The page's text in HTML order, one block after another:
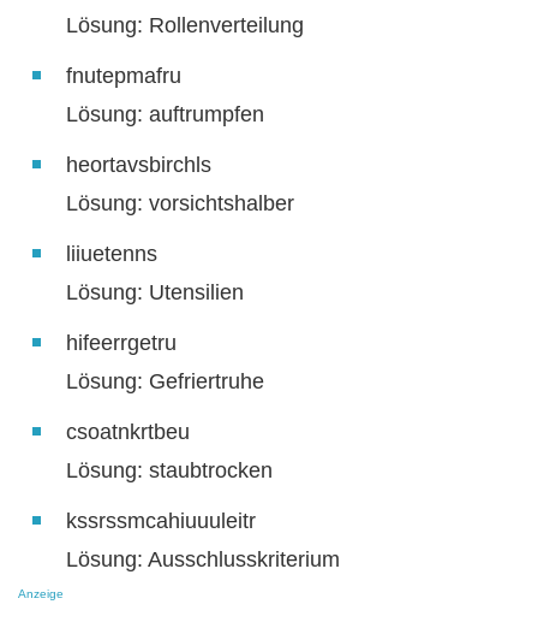
Lösung: Rollenverteilung
fnutepmafru
Lösung: auftrumpfen
heortavsbirchls
Lösung: vorsichtshalber
liiuetenns
Lösung: Utensilien
hifeerrgetru
Lösung: Gefriertruhe
csoatnkrtbeu
Lösung: staubtrocken
kssrssmcahiuuuleitr
Lösung: Ausschlusskriterium
Anzeige